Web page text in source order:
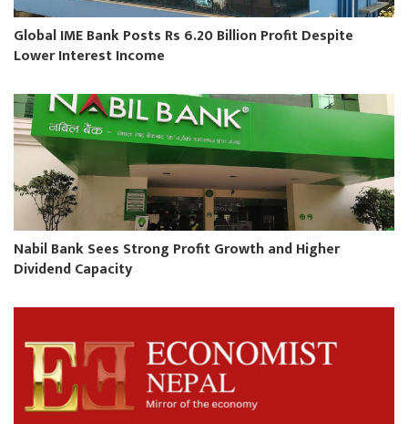
Global IME Bank Posts Rs 6.20 Billion Profit Despite
Lower Interest Income
Nabil Bank Sees Strong Profit Growth and Higher
Dividend Capacity